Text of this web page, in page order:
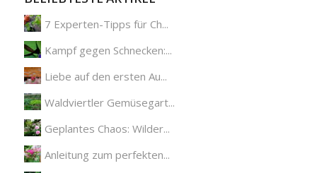
7 Experten-Tipps für Ch...
Kampf gegen Schnecken:...
Liebe auf den ersten Au...
Waldviertler Gemüsegart...
Geplantes Chaos: Wilder...
Anleitung zum perfekten...